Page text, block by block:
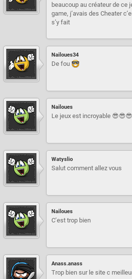
beaucoup au créateur de ce
game, j’avais des Cheater
s’y fait
Nailoues34
De fou
Nailoues
Le jeux est incroyable 😎😎😎
Watyslio
Salut comment allez vous
Nailoues
C’est trop bien
Anass.anass
Trop bien sur le site c